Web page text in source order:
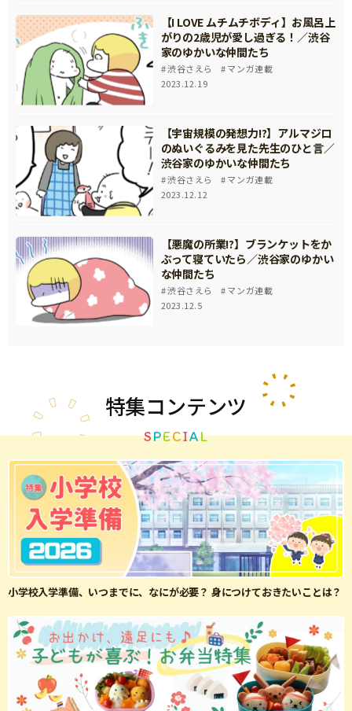
【I LOVE ムチムチボディ】お風呂上
がりの2歳児が愛し過ぎる！／渋谷
家のゆかいな仲間たち
渋谷さえら
マンガ連載
2023.12.19
【宇宙規模の発想力!?】アルマジロ
のぬいぐるみを見た先生のひと言／
渋谷家のゆかいな仲間たち
渋谷さえら
マンガ連載
2023.12.12
【悪魔の所業!?】ブランケットをか
ぶって寝ていたら／渋谷家のゆかい
な仲間たち
渋谷さえら
マンガ連載
2023.12.5
特集コンテンツ
SPECIAL
小学校入学準備、いつまでに、なにが必要？ 身につけておきたいことは？